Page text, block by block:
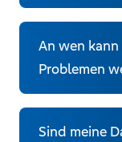
An wen
Problemen
Sind meine